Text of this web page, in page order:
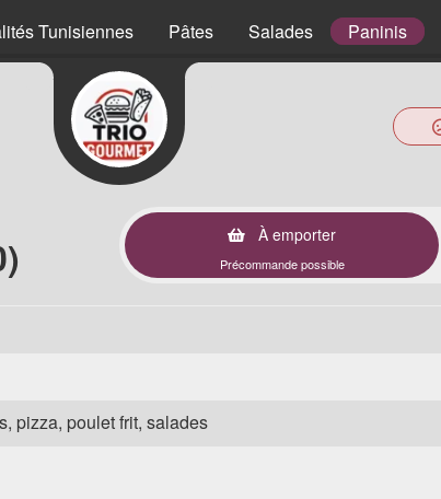
Tunisiennes Pâtes Salades Paninis
À emporter
Précommande possible
pizza, poulet frit, salades